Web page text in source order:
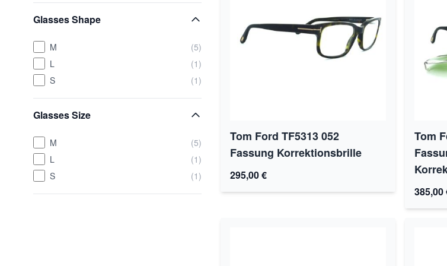
Glasses Shape
M
(5)
L
(1)
S
(1)
Glasses Size
M
(5)
L
(1)
S
(1)
Tom Ford TF5313 052
Fassung Korrektionsbrille
295,00 €
Tom
385,00